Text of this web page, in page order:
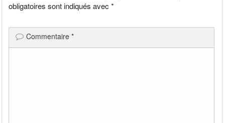
obligatoires sont indiqués avec*
Commentaire*